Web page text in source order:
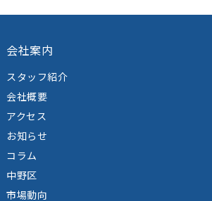
会社案内
スタッフ紹介
会社概要
アクセス
お知らせ
コラム
中野区
市場動向